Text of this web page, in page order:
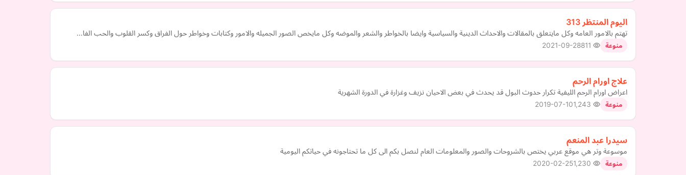
اليوم المنتظر 313
تهتم بالامور العامه وكل مايتعلق بالمقالات والاحداث الدينية والسياسية وايضا بالخواطر والشعر والموضه وكل مايخص الصور الجميله والامور وكتابات وخواطر حول الفراق وكسر القلوب والحب الفا…
منوعة 2021-09-28
علاج اورام الرحم
اعراض اورام الرحم الليفية تكرار حدوث البول قد يحدث في بعض الاحيان نزيف وغزارة في الدورة الشهرية
منوعة 2019-07-10
سيدرا عبد المنعم
موسوعة وتر هي موقع عربي يختص بالشروحات والصور والمعلومات العام لنصل بكم الى كل ما تحتاجونه في حياتكم اليومية
منوعة 2020-02-25